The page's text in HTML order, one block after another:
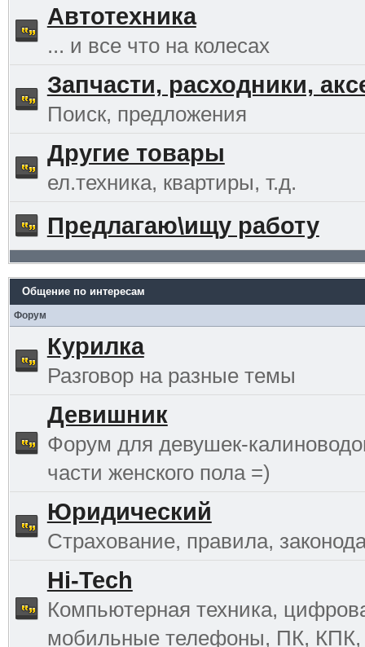
Автотехника
... и все что на колесах
Запчасти, расходники,
Поиск, предложения
Другие товары
ел.техника, квартиры, т.д.
Предлагаю\ищу работу
Общение по интересам
Форум
Курилка
Разговор на разные темы
Девишник
Форум для девушек-
части женского пола =)
Юридический
Страхование, правила,
Hi-Tech
Компьютерная техника,
мобильные телефоны, ПК, КПК,